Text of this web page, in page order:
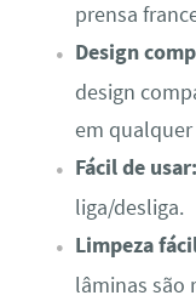
prensa
Design
design
em
Fácil de usar:
liga/desliga.
Limpeza
lâminas são